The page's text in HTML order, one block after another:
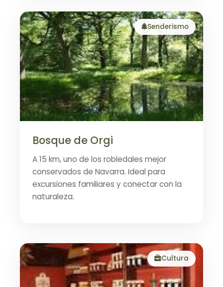
Senderismo
Bosque de Orgi
A 15 km, uno de los robledales mejor
conservados de Navarra. Ideal para
excursiones familiares y conectar con la
naturaleza.
Cultura